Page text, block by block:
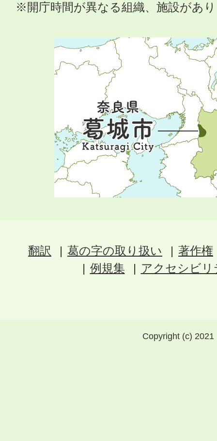
※開庁時間が異なる組織、施設があ
翻訳 葛の字の取り扱い
著作権
例規集
アクセシビ
Copyright (c)